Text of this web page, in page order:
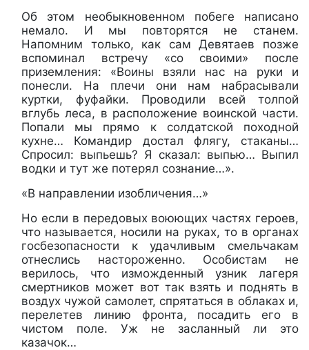
Об этом необыкновенном побеге написано
немало. И мы повторятся не станем.
Напомним только, как сам Девятаев позже
вспоминал встречу «со своими» после
приземления: «Воины взяли нас на руки и
понесли. На плечи они нам набрасывали
куртки, фуфайки. Проводили всей толпой
вглубь леса, в расположение воинской части.
Попали мы прямо к солдатской походной
кухне… Командир достал флягу, стаканы…
Спросил: выпьешь? Я сказал: выпью… Выпил
водки и тут же потерял сознание…».
«В направлении изобличения…»
Но если в передовых воюющих частях героев,
что называется, носили на руках, то в органах
госбезопасности к удачливым смельчакам
отнеслись настороженно. Особистам не
верилось, что изможденный узник лагеря
смертников может вот так взять и поднять в
воздух чужой самолет, спрятаться в облаках и,
перелетев линию фронта, посадить его в
чистом поле. Уж не засланный ли это
казачок…